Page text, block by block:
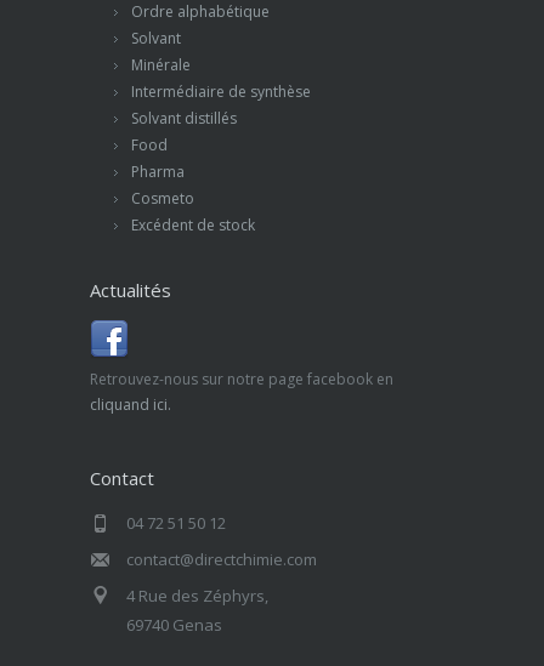
Ordre alphabétique
Solvant
Minérale
Intermédiaire de synthèse
Solvant distillés
Food
Pharma
Cosmeto
Excédent de stock
Actualités
Retrouvez-nous sur notre page facebook en
cliquand ici.
Contact
04 72 51 50 12
contact@directchimie.com
4 Rue des Zéphyrs,
69740 Genas